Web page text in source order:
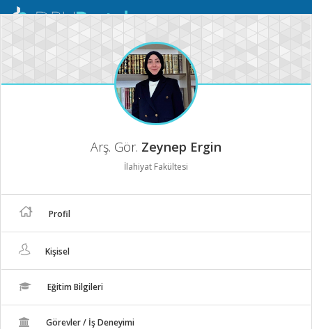
Mobil
Arş. Gör. Zeynep Ergin
İlahiyat Fakültesi
Profil
Kişisel
Eğitim Bilgileri
Görevler / İş Deneyimi